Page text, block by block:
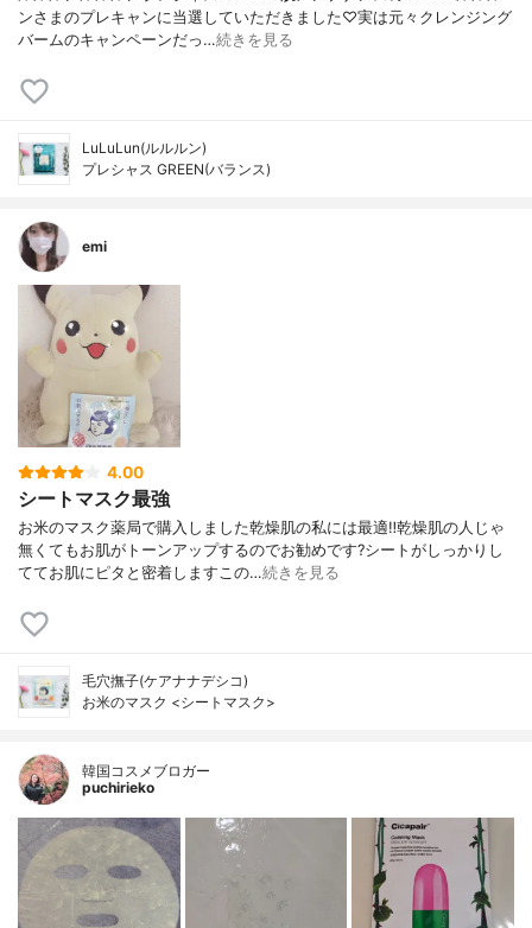
ンさまのプレキャンに当選していただきました♡実は元々クレンジング
バームのキャンペーンだっ…続きを見る
LuLuLun(ルルルン)
プレシャス GREEN(バランス)
emi
4.00
シートマスク最強
お米のマスク薬局で購入しました乾燥肌の私には最適‼️乾燥肌の人じゃ
無くてもお肌がトーンアップするのでお勧めです?シートがしっかりし
ててお肌にピタと密着しますこの…続きを見る
毛穴撫子(ケアナナデシコ)
お米のマスク <シートマスク>
韓国コスメブロガー
puchirieko